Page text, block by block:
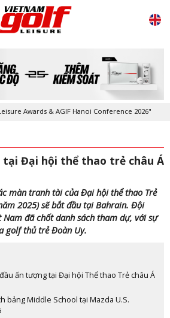
Awards & AGIF Hanoi Conference 2026"
Đại hội thể thao trẻ châu Á
màn tranh tài của Đại hội thể thao Trẻ
2025) sẽ bắt đầu tại Bahrain. Đội
Nam đã chốt danh sách tham dự, với sự
golf thủ trẻ Đoàn Uy.
ấn tượng tại Đại hội Thể thao Trẻ châu Á
bảng Middle School tại Mazda U.S.